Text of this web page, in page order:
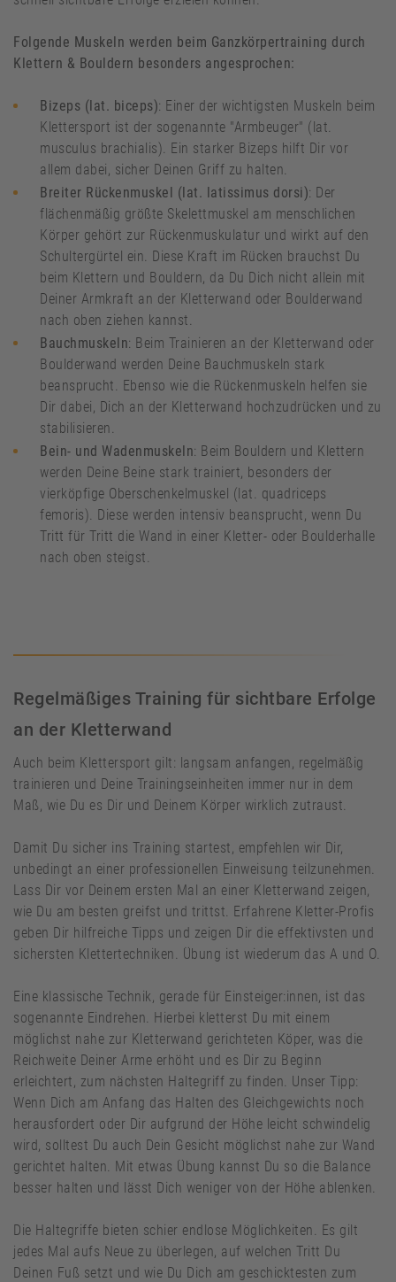
Folgende Muskeln werden beim Ganzkörpertraining durch
Klettern & Bouldern besonders angesprochen:
Bizeps (lat. biceps): Einer der wichtigsten Muskeln beim
Klettersport ist der sogenannte "Armbeuger" (lat.
musculus brachialis). Ein starker Bizeps hilft Dir vor
allem dabei, sicher Deinen Griff zu halten.
Breiter Rückenmuskel (lat. latissimus dorsi): Der
flächenmäßig größte Skelettmuskel am menschlichen
Körper gehört zur Rückenmuskulatur und wirkt auf den
Schultergürtel ein. Diese Kraft im Rücken brauchst Du
beim Klettern und Bouldern, da Du Dich nicht allein mit
Deiner Armkraft an der Kletterwand oder Boulderwand
nach oben ziehen kannst.
Bauchmuskeln: Beim Trainieren an der Kletterwand oder
Boulderwand werden Deine Bauchmuskeln stark
beansprucht. Ebenso wie die Rückenmuskeln helfen sie
Dir dabei, Dich an der Kletterwand hochzudrücken und zu
stabilisieren.
Bein- und Wadenmuskeln: Beim Bouldern und Klettern
werden Deine Beine stark trainiert, besonders der
vierköpfige Oberschenkelmuskel (lat. quadriceps
femoris). Diese werden intensiv beansprucht, wenn Du
Tritt für Tritt die Wand in einer Kletter- oder Boulderhalle
nach oben steigst.
Regelmäßiges Training für sichtbare Erfolge
an der Kletterwand
Auch beim Klettersport gilt: langsam anfangen, regelmäßig
trainieren und Deine Trainingseinheiten immer nur in dem
Maß, wie Du es Dir und Deinem Körper wirklich zutraust.
Damit Du sicher ins Training startest, empfehlen wir Dir,
unbedingt an einer professionellen Einweisung teilzunehmen.
Lass Dir vor Deinem ersten Mal an einer Kletterwand zeigen,
wie Du am besten greifst und trittst. Erfahrene Kletter-Profis
geben Dir hilfreiche Tipps und zeigen Dir die effektivsten und
sichersten Klettertechniken. Übung ist wiederum das A und O.
Eine klassische Technik, gerade für Einsteiger:innen, ist das
sogenannte Eindrehen. Hierbei kletterst Du mit einem
möglichst nahe zur Kletterwand gerichteten Köper, was die
Reichweite Deiner Arme erhöht und es Dir zu Beginn
erleichtert, zum nächsten Haltegriff zu finden. Unser Tipp:
Wenn Dich am Anfang das Halten des Gleichgewichts noch
herausfordert oder Dir aufgrund der Höhe leicht schwindelig
wird, solltest Du auch Dein Gesicht möglichst nahe zur Wand
gerichtet halten. Mit etwas Übung kannst Du so die Balance
besser halten und lässt Dich weniger von der Höhe ablenken.
Die Haltegriffe bieten schier endlose Möglichkeiten. Es gilt
jedes Mal aufs Neue zu überlegen, auf welchen Tritt Du
Deinen Fuß setzt und wie Du Dich am geschicktesten zum